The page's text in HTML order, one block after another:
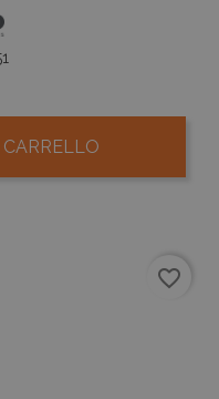
favorite_border